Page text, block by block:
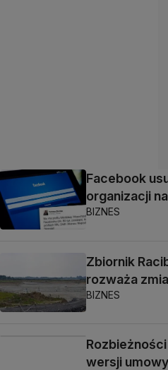
Facebook
organizacji
BIZNES
Zbiornik
rozważa
BIZNES
wersji umowy